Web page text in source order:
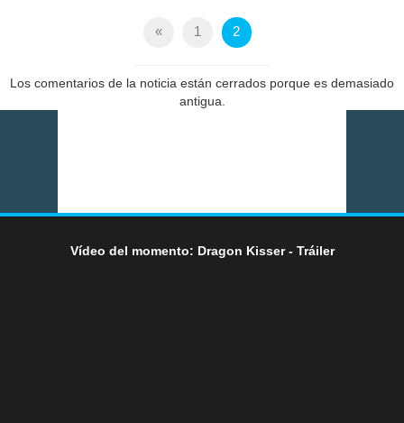
« 1 2
Los comentarios de la noticia están cerrados porque es demasiado
antigua.
Vídeo del momento: Dragon Kisser - Tráiler